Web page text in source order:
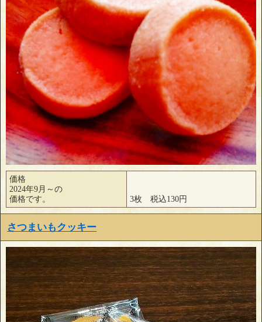
価格
2024年9月～の
価格です。
3枚 税込130円
さつまいもクッキー